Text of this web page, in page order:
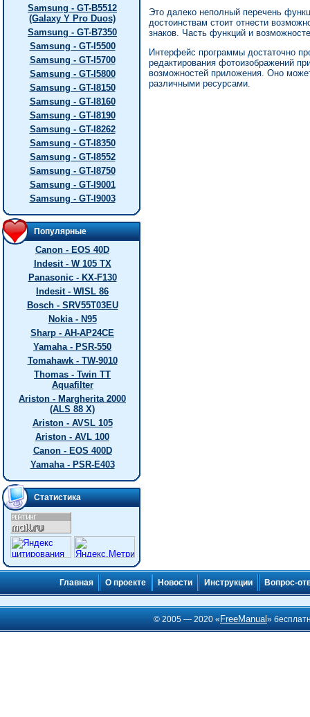
Samsung - GT-B5512
(Galaxy Y Pro Duos)
Samsung - GT-B7350
Samsung - GT-I5500
Samsung - GT-I5700
Samsung - GT-I5800
Samsung - GT-I8150
Samsung - GT-I8160
Samsung - GT-I8190
Samsung - GT-I8262
Samsung - GT-I8350
Samsung - GT-I8552
Samsung - GT-I8750
Samsung - GT-I9001
Samsung - GT-I9003
Популярные
Canon - EOS 40D
Indesit - W 105 TX
Panasonic - KX-F130
Indesit - WISL 86
Bosch - SRV55T03EU
Nokia - N95
Sharp - AH-AP24CE
Yamaha - PSR-550
Tomahawk - TW-9010
Thomas - Twin TT
Aquafilter
Ariston - Margherita 2000
(ALS 88 X)
Ariston - AVSL 105
Ariston - AVL 100
Canon - EOS 400D
Yamaha - PSR-E403
Статистика
Это далеко неполный перечень
достоинствам стоит отнести
знаков. Часть функций и
Интерфейс программы достаточно
редактирования фотоизображений
возможностей приложения. Оно
различными ресурсами.
Главная О проекте Новости Инструкции Вопрос-
© 2005 — 2020 « FreeManual»